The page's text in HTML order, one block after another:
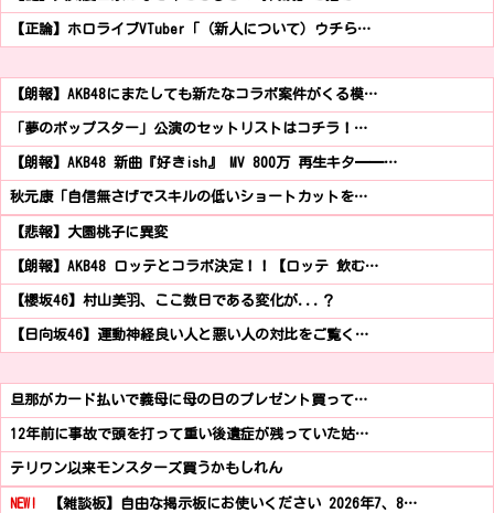
【正論】ホロライブVTuber「（新人について）ウチら…
【朗報】AKB48にまたしても新たなコラボ案件がくる模…
「夢のポップスター」公演のセットリストはコチラ！…
【朗報】AKB48 新曲『好きish』 MV 800万 再生キタ━━…
秋元康「自信無さげでスキルの低いショートカットを…
【悲報】大園桃子に異変
【朗報】AKB48 ロッテとコラボ決定！！【ロッテ 飲む…
【櫻坂46】村山美羽、ここ数日である変化が...？
【日向坂46】運動神経良い人と悪い人の対比をご覧く…
旦那がカード払いで義母に母の日のプレゼント買って…
12年前に事故で頭を打って重い後遺症が残っていた姑…
テリワン以来モンスターズ買うかもしれん
NEW! 【雑談板】自由な掲示板にお使いください 2026年7、8…